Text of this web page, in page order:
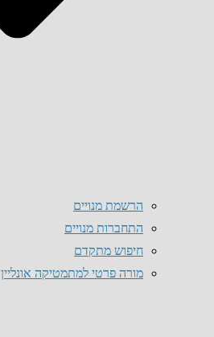
הרשמת מנויים
התחברות מנויים
חיפוש מתקדם
מורה פרטי למתמטיקה אונליין